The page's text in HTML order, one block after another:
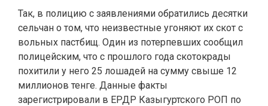
Так, в полицию с заявлениями обратились десятки
сельчан о том, что неизвестные угоняют их скот с
вольных пастбищ. Один из потерпевших сообщил
полицейским, что с прошлого года скотокрады
похитили у него 25 лошадей на сумму свыше 12
миллионов тенге. Данные факты
зарегистрировали в ЕРДР Казыгуртского РОП по